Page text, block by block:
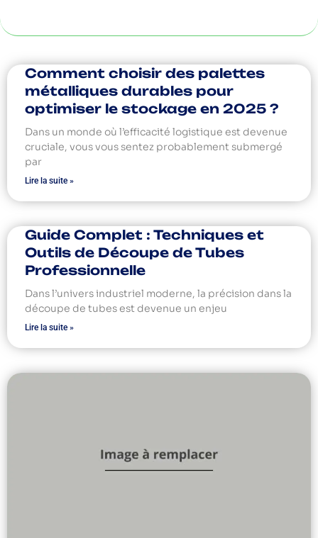
Comment choisir des palettes
métalliques durables pour
optimiser le stockage en 2025 ?
Dans un monde où l’efficacité logistique est devenue
cruciale, vous vous sentez probablement submergé
par
Lire la suite »
Guide Complet : Techniques et
Outils de Découpe de Tubes
Professionnelle
Dans l’univers industriel moderne, la précision dans la
découpe de tubes est devenue un enjeu
Lire la suite »